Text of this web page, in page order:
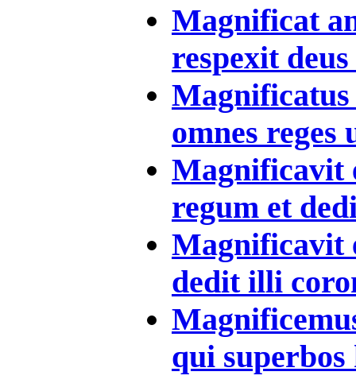
Magnificat
respexit
Magnificatus
omnes reges
Magnificavit
regum et
Magnificavit
dedit illi
qui